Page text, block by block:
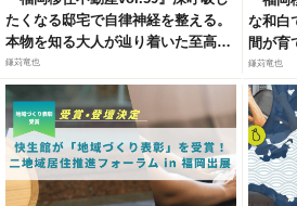
たくなる邸宅で自律神経を整える。
本物を知る大人が辿り着いた至高の
リトリート（福岡市城南区梅林）
鎌苅竜也
な和白
間が育
岡市東
鎌苅竜也